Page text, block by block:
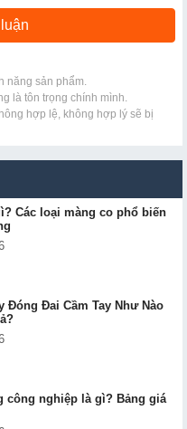
năng sản phẩm.
là tôn trọng chính mình.
hợp lệ, không hợp lý sẽ bị
Các loại màng co phổ biến
Đóng Đai Cầm Tay Như Nào
công nghiệp là gì? Bảng giá